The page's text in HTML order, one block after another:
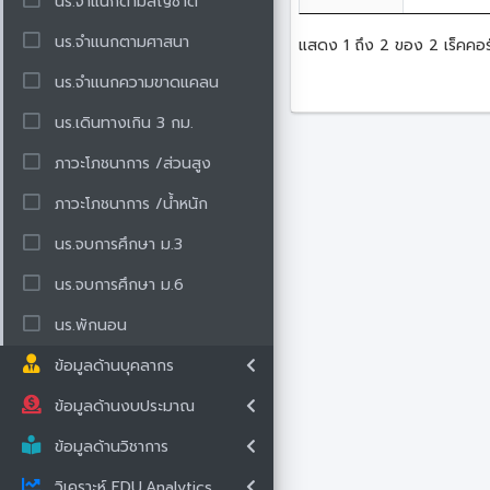
นร.จำแนกตามศาสนา
นร.จำแนกความขาดแคลน
นร.เดินทางเกิน 3 กม.
ภาวะโภชนาการ /ส่วนสูง
ภาวะโภชนาการ /น้ำหนัก
นร.จบการศึกษา ม.3
นร.จบการศึกษา ม.6
นร.พักนอน
ข้อมูลด้านบุคลากร
ข้อมูลด้านงบประมาณ
ข้อมูลด้านวิชาการ
แสดง 1 ถึง 2 ของ 2 เร็คคอ